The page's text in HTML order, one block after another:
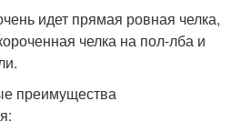
идет прямая ровная челка,
челка на пол-лба и
преимущества